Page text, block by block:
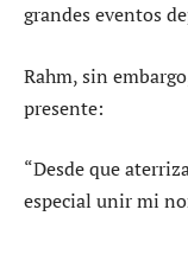
grandes eventos
Rahm, sin
presente:
“Desde que
especial unir mi